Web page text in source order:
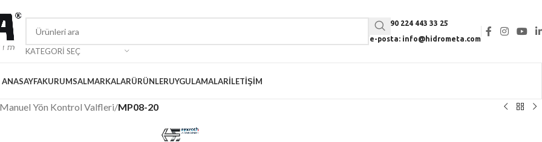
KATEGORI SEÇ
Tel: +90 224 443 33 25
e-posta: info@hidrometa.com
ANASAYFAKURUMSALMARKALARÜRÜNLERUYGULAMALARİLETIŞIM
Manuel Yön Kontrol Valfleri/MP08-20